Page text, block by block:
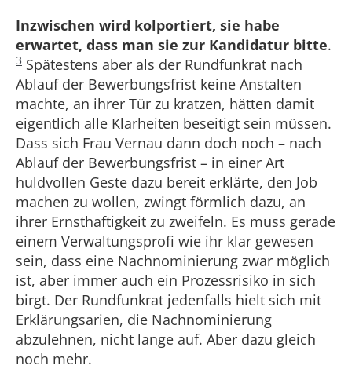
Inzwischen wird kolportiert, sie habe
erwartet, dass man sie zur Kandidatur bitte.
3 Spätestens aber als der Rundfunkrat nach
Ablauf der Bewerbungsfrist keine Anstalten
machte, an ihrer Tür zu kratzen, hätten damit
eigentlich alle Klarheiten beseitigt sein müssen.
Dass sich Frau Vernau dann doch noch – nach
Ablauf der Bewerbungsfrist – in einer Art
huldvollen Geste dazu bereit erklärte, den Job
machen zu wollen, zwingt förmlich dazu, an
ihrer Ernsthaftigkeit zu zweifeln. Es muss gerade
einem Verwaltungsprofi wie ihr klar gewesen
sein, dass eine Nachnominierung zwar möglich
ist, aber immer auch ein Prozessrisiko in sich
birgt. Der Rundfunkrat jedenfalls hielt sich mit
Erklärungsarien, die Nachnominierung
abzulehnen, nicht lange auf. Aber dazu gleich
noch mehr.